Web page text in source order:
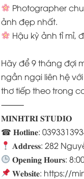
Photographer
ảnh đẹp nhất.
Hậu kỳ ảnh tỉ mỉ,
Hãy để 9 tháng đợi
ngần ngại liên hệ
thơ tiếp theo trong
⸻
𝐌𝐈𝐍𝐇𝐓𝐑𝐈 𝐒𝐓𝐔𝐃𝐈𝐎
☎ 𝐇𝐨𝐭𝐥𝐢𝐧𝐞:
𝐀𝐝𝐝𝐫𝐞𝐬𝐬: 282
𝐎𝐩𝐞𝐧𝐢𝐧𝐠 𝐇𝐨𝐮𝐫𝐬:
𝐖𝐞𝐛𝐬𝐢𝐭𝐞: https://